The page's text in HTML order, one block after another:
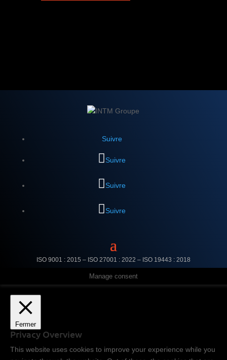
Suivre
Suivre
Suivre
Suivre
ISO 9001 : 2015 – ISO 27001 : 2022 – ISO 19443 : 2018
Manage consent
Fermer
Privacy Overview
This website uses cookies to improve your experience while you